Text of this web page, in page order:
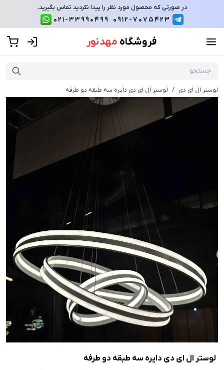
در صورتی که محصول مورد نظر را پیدا نکردید تماس بگیرید.
0912-7075423
021-33990499
فروشگاه مهد نور
لوستر ال ای دی / لوستر ال ای دی دایره سه طبقه دو طرفه
لوستر ال ای دی دایره سه طبقه دو طرفه